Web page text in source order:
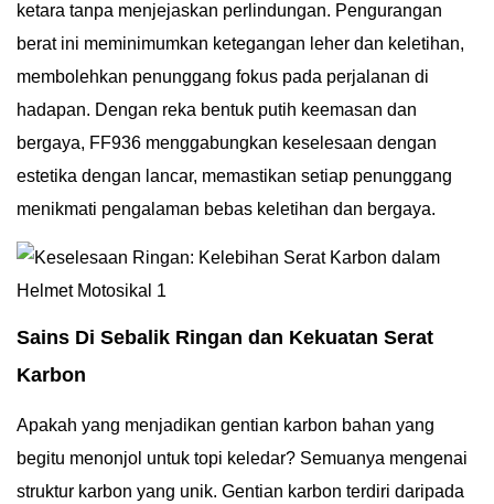
ketara tanpa menjejaskan perlindungan. Pengurangan
berat ini meminimumkan ketegangan leher dan keletihan,
membolehkan penunggang fokus pada perjalanan di
hadapan. Dengan reka bentuk putih keemasan dan
bergaya, FF936 menggabungkan keselesaan dengan
estetika dengan lancar, memastikan setiap penunggang
menikmati pengalaman bebas keletihan dan bergaya.
Sains Di Sebalik Ringan dan Kekuatan Serat
Karbon
Apakah yang menjadikan gentian karbon bahan yang
begitu menonjol untuk topi keledar? Semuanya mengenai
struktur karbon yang unik. Gentian karbon terdiri daripada